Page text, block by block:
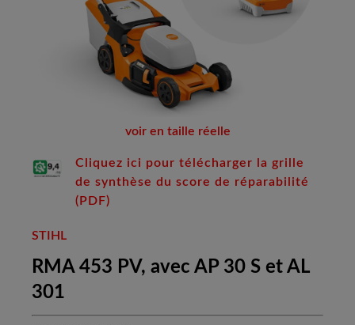
voir en taille réelle
Cliquez ici pour télécharger la grille
de synthèse du score de réparabilité
(PDF)
STIHL
RMA 453 PV, avec AP 30 S et AL
301